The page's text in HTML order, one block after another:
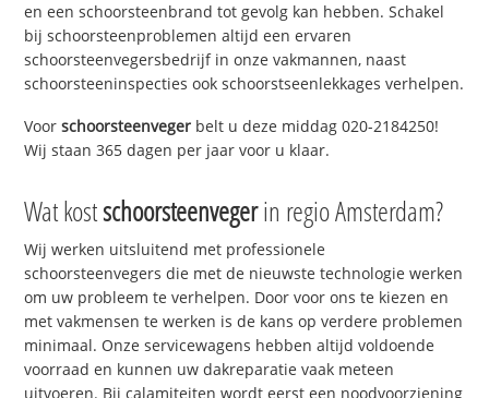
en een schoorsteenbrand tot gevolg kan hebben. Schakel
bij schoorsteenproblemen altijd een ervaren
schoorsteenvegersbedrijf in onze vakmannen, naast
schoorsteeninspecties ook schoorstseenlekkages verhelpen.
Voorschoorsteenveger belt u deze middag 020-2184250!
Wij staan 365 dagen per jaar voor u klaar.
Wat kostschoorsteenvegerin regio Amsterdam?
Wij werken uitsluitend met professionele
schoorsteenvegers die met de nieuwste technologie werken
om uw probleem te verhelpen. Door voor ons te kiezen en
met vakmensen te werken is de kans op verdere problemen
minimaal. Onze servicewagens hebben altijd voldoende
voorraad en kunnen uw dakreparatie vaak meteen
uitvoeren. Bij calamiteiten wordt eerst een noodvoorziening